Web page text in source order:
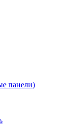
панели)